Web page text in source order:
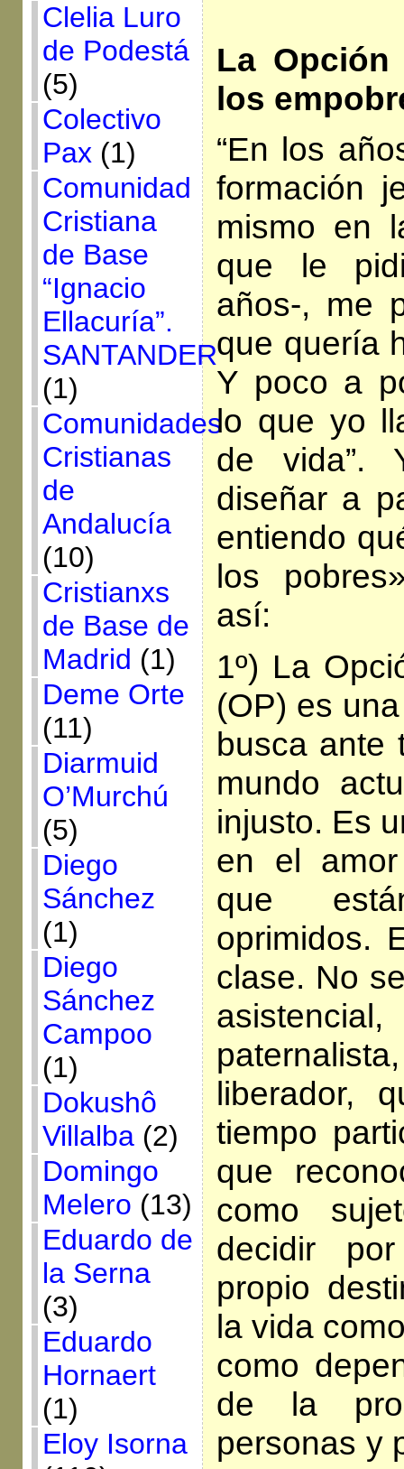
Clelia Luro
de Podestá
(5)
Colectivo
Pax (1)
Comunidad
Cristiana
de Base
“Ignacio
Ellacuría”.
SANTANDER
(1)
Comunidades
Cristianas
de
Andalucía
(10)
Cristianxs
de Base de
Madrid (1)
Deme Orte
(11)
Diarmuid
O’Murchú
(5)
Diego
Sánchez
(1)
Diego
Sánchez
Campoo
(1)
Dokushô
Villalba(2)
Domingo
Melero (13)
Eduardo de
la Serna
(3)
Eduardo
Hornaert
(1)
Eloy Isorna
La
los
“En los
formación
mismo en
que le
años-, me
que quería
Y poco a
lo que yo
de vida”.
diseñar a
entiendo
los
así:
1º) La
(OP) es
busca ante
mundo
injusto. Es
en el
que
oprimidos.
clase. No
liberador,
tiempo
que
como
decidir
propio
la vida
como
de la
personas y